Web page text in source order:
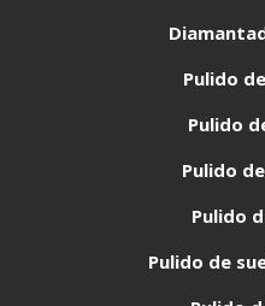
Pulido
Pulido
Pulido
Pulido
Pulido de